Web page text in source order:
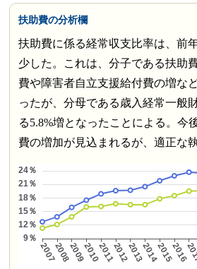
扶助費の分析欄
扶助費に係る経常収支比率は、前
少した。これは、分子である扶助
費や障害者自立支援給付費の増な
ったが、分母である歳入経常一般
る5.8%増となったことによる。今
費の増加が見込まれるが、適正な